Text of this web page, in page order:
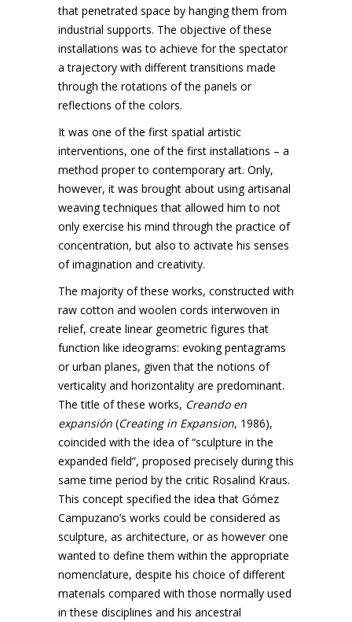
that penetrated space by hanging them from
industrial supports. The objective of these
installations was to achieve for the spectator
a trajectory with different transitions made
through the rotations of the panels or
reflections of the colors.
It was one of the first spatial artistic
interventions, one of the first installations – a
method proper to contemporary art. Only,
however, it was brought about using artisanal
weaving techniques that allowed him to not
only exercise his mind through the practice of
concentration, but also to activate his senses
of imagination and creativity.
The majority of these works, constructed with
raw cotton and woolen cords interwoven in
relief, create linear geometric figures that
function like ideograms: evoking pentagrams
or urban planes, given that the notions of
verticality and horizontality are predominant.
The title of these works, Creando en
expansión (Creating in Expansion, 1986),
coincided with the idea of “sculpture in the
expanded field”, proposed precisely during this
same time period by the critic Rosalind Kraus.
This concept specified the idea that Gómez
Campuzano’s works could be considered as
sculpture, as architecture, or as however one
wanted to define them within the appropriate
nomenclature, despite his choice of different
materials compared with those normally used
in these disciplines and his ancestral